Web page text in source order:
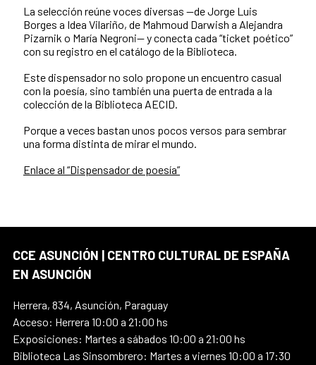
La selección reúne voces diversas —de Jorge Luis
Borges a Idea Vilariño, de Mahmoud Darwish a Alejandra
Pizarnik o María Negroni— y conecta cada “ticket poético”
con su registro en el catálogo de la Biblioteca.
Este dispensador no solo propone un encuentro casual
con la poesía, sino también una puerta de entrada a la
colección de la Biblioteca AECID.
Porque a veces bastan unos pocos versos para sembrar
una forma distinta de mirar el mundo.
Enlace al “Dispensador de poesía”
CCE ASUNCIÓN | CENTRO CULTURAL DE ESPAÑA
EN ASUNCIÓN
Herrera, 834, Asunción, Paraguay
Acceso: Herrera 10:00 a 21:00 hs
Exposiciones: Martes a sábados 10:00 a 21:00 hs
Biblioteca Las Sinsombrero: Martes a viernes 10:00 a 17:30